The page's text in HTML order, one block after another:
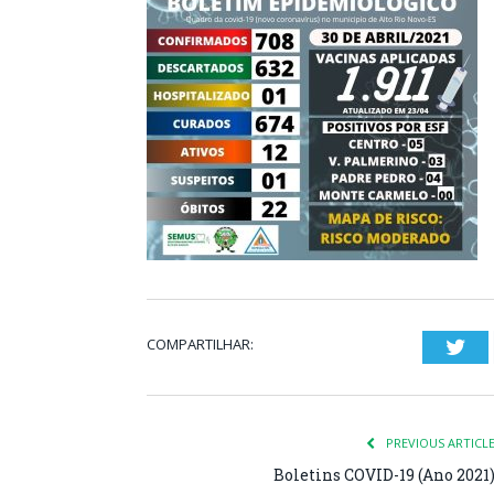
COMPARTILHAR:
PREVIOUS ARTICLE
Boletins COVID-19 (Ano 2021)